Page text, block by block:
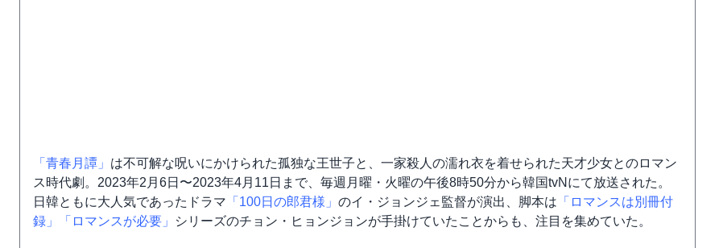
「青春月譚」 は不可解な呪いにかけられた孤独な王世子と、一家殺人の濡れ衣を着せられた天才少女とのロマン
ス時代劇。2023年2月6日〜2023年4月11日まで、毎週月曜・火曜の午後8時50分から韓国tvNにて放送された。
日韓ともに大人気であったドラマ 「100日の郎君様」 のイ・ジョンジェ監督が演出、脚本は 「ロマンスは別冊付
録」
「ロマンスが必要」 シリーズのチョン・ヒョンジョンが手掛けていたことからも、注目を集めていた。